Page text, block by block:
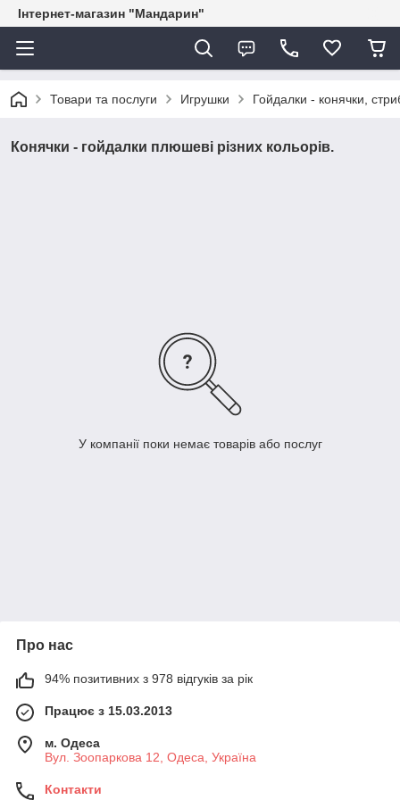
Інтернет-магазин "Мандарин"
Товари та послуги Игрушки Гойдалки - конячки,
Конячки - гойдалки плюшеві різних кольорів.
У компанії поки немає товарів або послуг
Про нас
94% позитивних з 978 відгуків за рік
Працює з 15.03.2013
м. Одеса
Вул. Зоопаркова 12, Одеса, Україна
Контакти